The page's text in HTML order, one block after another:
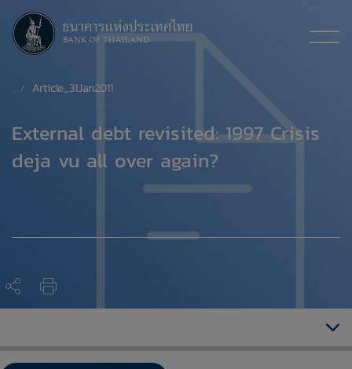
Article_31Jan2011
​External debt revisited: 1997 Crisis
deja vu all over again?